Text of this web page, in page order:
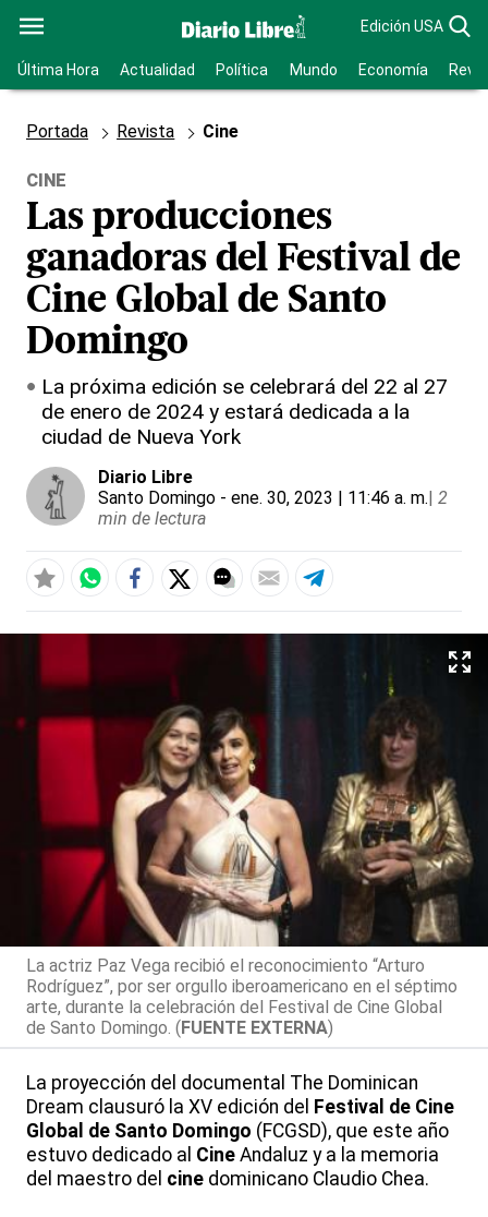
Edición USA
Última Hora Actualidad Política Mundo Economía
Portada Revista Cine
CINE
Las producciones
ganadoras del Festival de
Cine Global de Santo
Domingo
La próxima edición se celebrará del 22 al 27
de enero de 2024 y estará dedicada a la
ciudad de Nueva York
Diario Libre
Santo Domingo - ene. 30, 2023 | 11:46 a. m.| 2
min de lectura
La actriz Paz Vega recibió el reconocimiento “Arturo
Rodríguez”, por ser orgullo iberoamericano en el séptimo
arte, durante la celebración del Festival de Cine Global
de Santo Domingo. (FUENTE EXTERNA)
La proyección del documental The Dominican
Dream clausuró la XV edición del Festival de Cine
Global de Santo Domingo (FCGSD), que este año
estuvo dedicado al Cine Andaluz y a la memoria
del maestro del cine dominicano Claudio Chea.